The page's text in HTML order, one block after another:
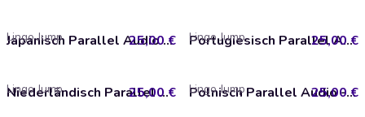
Japanisch Parallel Audio - Teil 1
Lingo Jump 25,00 € Portugiesisch Parallel Audio - Teil 1
Lingo Jump 25,00 €
Niederländisch Parallel Audio - Teil 1
Lingo Jump 25,00 € Polnisch Parallel Audio - Teil 1
Lingo Jump 25,00 €